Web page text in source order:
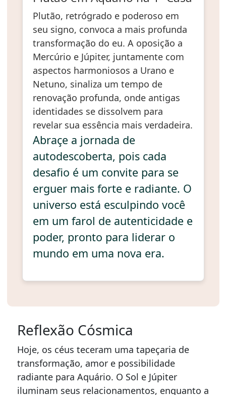
Plutão, retrógrado e poderoso em
seu signo, convoca a mais profunda
transformação do eu. A oposição a
Mercúrio e Júpiter, juntamente com
aspectos harmoniosos a Urano e
Netuno, sinaliza um tempo de
renovação profunda, onde antigas
identidades se dissolvem para
revelar sua essência mais verdadeira.
Abraçe a jornada de
autodescoberta, pois cada
desafio é um convite para se
erguer mais forte e radiante. O
universo está esculpindo você
em um farol de autenticidade e
poder, pronto para liderar o
mundo em uma nova era.
Reflexão Cósmica
Hoje, os céus teceram uma tapeçaria de
transformação, amor e possibilidade
radiante para Aquário. O Sol e Júpiter
iluminam seus relacionamentos, enquanto a